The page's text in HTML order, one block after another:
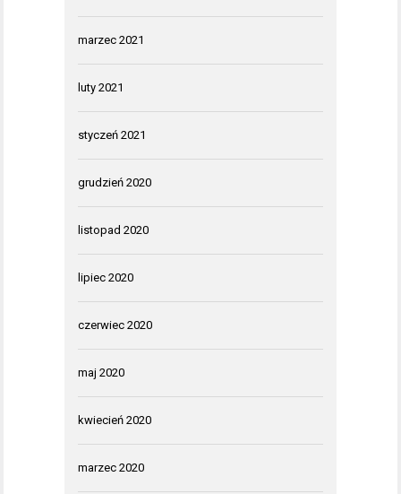
marzec 2021
luty 2021
styczeń 2021
grudzień 2020
listopad 2020
lipiec 2020
czerwiec 2020
maj 2020
kwiecień 2020
marzec 2020